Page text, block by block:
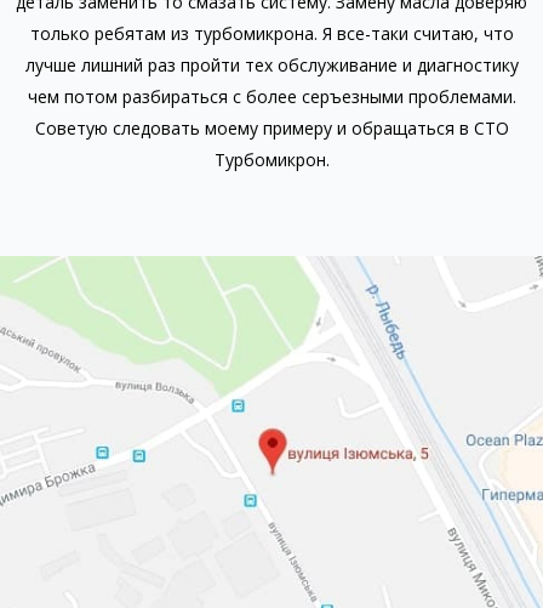
только ребятам из турбомикрона. Я все-таки считаю, что
лучше лишний раз пройти тех обслуживание и диагностику
чем потом разбираться с более серъезными проблемами.
Советую следовать моему примеру и обращаться в СТО
Турбомикрон.